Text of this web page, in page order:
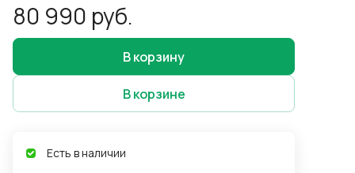
80 990 руб.
В корзину
В корзине
Есть в наличии